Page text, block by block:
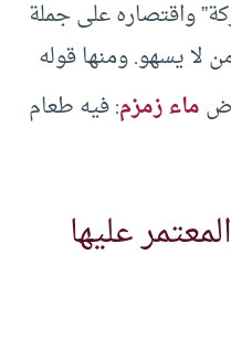
واقتصاره على جملة
لا يسهو. ومنها قوله
ماء زمزم: فيه طعام
عليها